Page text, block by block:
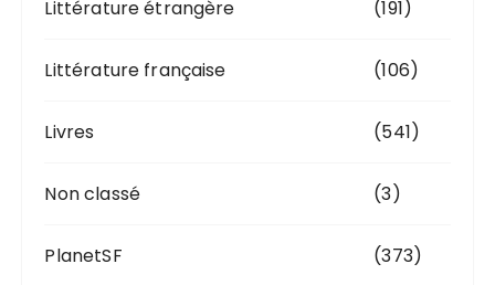
Littérature étrangère (191)
Littérature française (106)
Livres (541)
Non classé (3)
PlanetSF (373)